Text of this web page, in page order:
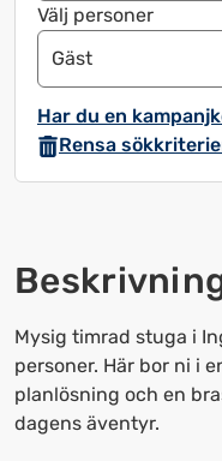
framåt
för
att
kalendern
och
välja
Tryck
på
frågetecknet
för
att
få
Välj personer
Gäst
Har du en
Rensa
Mysig timrad stuga i
personer. Här bor ni i
planlösning och en
dagens äventyr.